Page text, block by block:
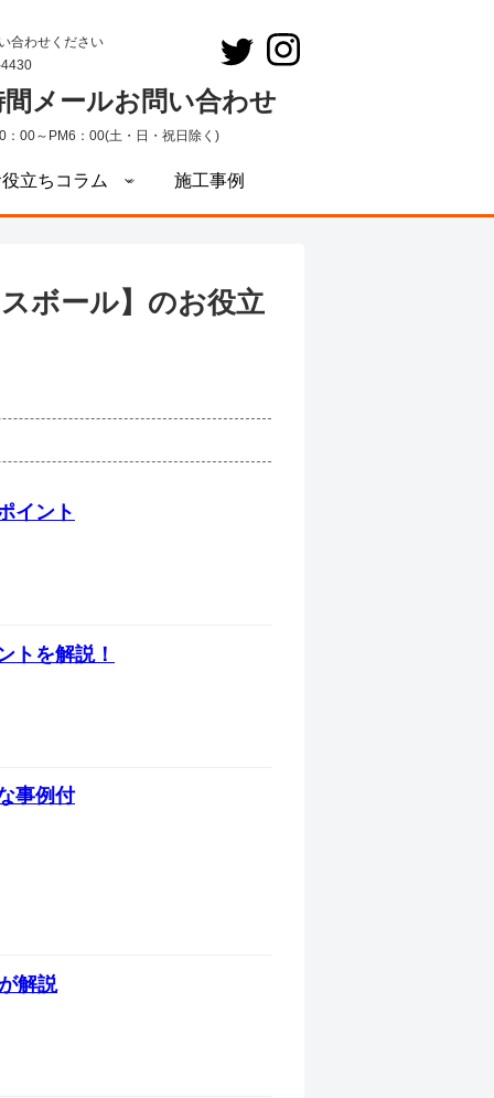
合わせください
間メールお問い合わせ
：00～PM6：00(土・日・祝日除く)
立ちコラム 施工事例
ボール】のお役立
イント
トを解説！
事例付
解説